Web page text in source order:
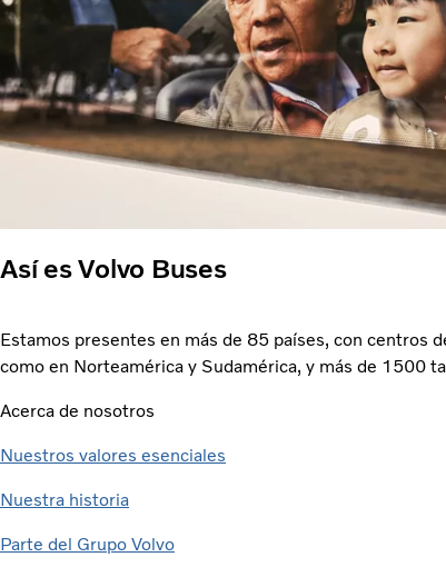
Así es Volvo Buses
Estamos presentes en más de 85 países, con centros
como en Norteamérica y Sudamérica, y más de 1500
Acerca de nosotros
Nuestros valores esenciales
Nuestra historia
Parte del Grupo Volvo